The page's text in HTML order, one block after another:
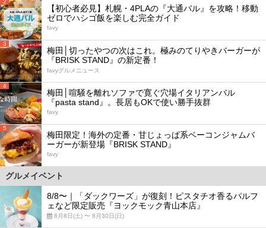
2
【初心者必見】札幌・4PLAの『大通バル』を攻略！移動
ゼロでハシゴ飯を楽しむ完全ガイド
favy
3
梅田│切ったやつの次はこれ。極みのてりやきバーガーが
『BRISK STAND』の新定番！
favyグルメニュース
4
梅田│喧騒を離れソファで寛ぐ穴場イタリアンバル
『pasta stand』。長居もOKで使い勝手抜群
favy
5
梅田限定！海外の定番・甘じょっぱ系ベーコンジャムバ
ーガーが新登場『BRISK STAND』
favy
グルメイベント
8/8〜｜「ダックワーズ」が復刻！ピスタチオ香るパルフ
ェなど限定販売『ヨックモック青山本店』
8月8日(土) 〜 8月30日(日)